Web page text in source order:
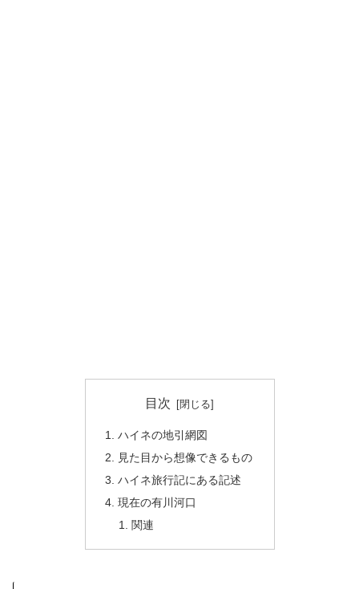
目次
ハイネの地引網図
見た目から想像できるもの
ハイネ旅行記にある記述
現在の有川河口
関連